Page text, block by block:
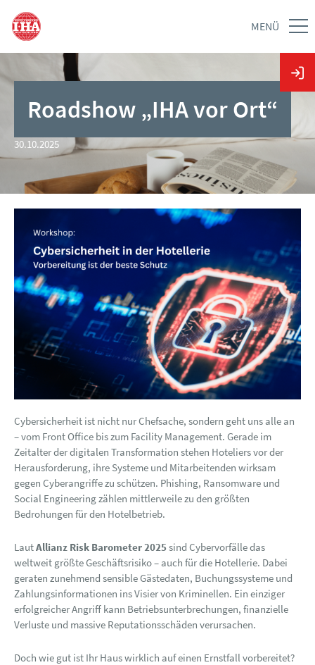
MENÜ
Roadshow „IHA vor Ort“
30.10.2025
Cybersicherheit ist nicht nur Chefsache, sondern geht uns alle an
– vom Front Office bis zum Facility Management. Gerade im
Zeitalter der digitalen Transformation stehen Hoteliers vor der
Herausforderung, ihre Systeme und Mitarbeitenden wirksam
gegen Cyberangriffe zu schützen. Phishing, Ransomware und
Social Engineering zählen mittlerweile zu den größten
Bedrohungen für den Hotelbetrieb.
LautAllianz Risk Barometer 2025 sind Cybervorfälle das
weltweit größte Geschäftsrisiko – auch für die Hotellerie. Dabei
geraten zunehmend sensible Gästedaten, Buchungssysteme und
Zahlungsinformationen ins Visier von Kriminellen. Ein einziger
erfolgreicher Angriff kann Betriebsunterbrechungen, finanzielle
Verluste und massive Reputationsschäden verursachen.
Doch wie gut ist Ihr Haus wirklich auf einen Ernstfall vorbereitet?